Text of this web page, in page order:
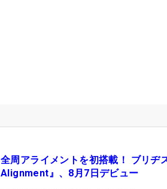
全周アライメントを初搭載！ ブリヂ
Alignment』、8月7日デビュー